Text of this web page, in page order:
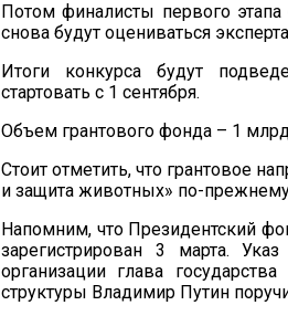
Потом финалисты первого
снова будут оцениваться
Итоги конкурса будут
стартовать с 1 сентября.
Объем грантового фонда – 1
Стоит отметить, что грантовое
и защита животных» по-прежнему
Напомним, что Президентский
зарегистрирован 3 марта.
организации глава
структуры Владимир Путин